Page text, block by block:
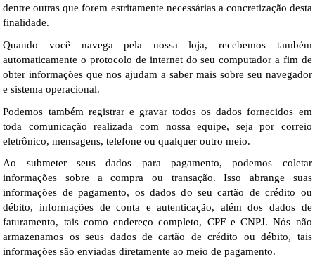
dentre outras que forem estritamente necessárias a concretização desta
finalidade.
Quando você navega pela nossa loja, recebemos também
automaticamente o protocolo de internet do seu computador a fim de
obter informações que nos ajudam a saber mais sobre seu navegador
e sistema operacional.
Podemos também registrar e gravar todos os dados fornecidos em
toda comunicação realizada com nossa equipe, seja por correio
eletrônico, mensagens, telefone ou qualquer outro meio.
Ao submeter seus dados para pagamento, podemos coletar
informações sobre a compra ou transação. Isso abrange suas
informações de pagamento, os dados do seu cartão de crédito ou
débito, informações de conta e autenticação, além dos dados de
faturamento, tais como endereço completo, CPF e CNPJ. Nós não
armazenamos os seus dados de cartão de crédito ou débito, tais
informações são enviadas diretamente ao meio de pagamento.